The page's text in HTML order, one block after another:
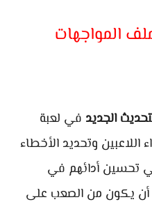
المواجهات
الجديد في لعبة
اللاعبين وتحديد الأخطاء
تحسين أدائهم في
أن يكون من الصعب على